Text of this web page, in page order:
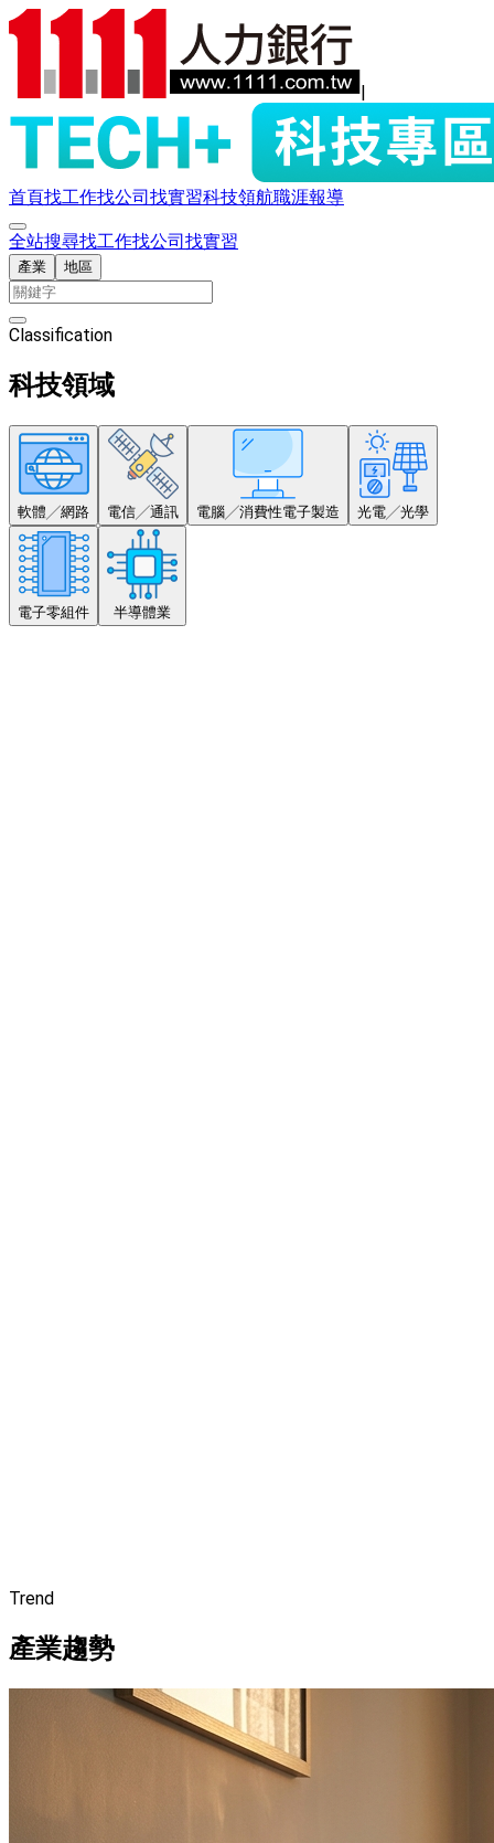
|
首頁找工作找公司找實習科技領航職涯報導
全站搜尋找工作找公司找實習
產業 地區
Classification
科技領域
軟體╱網路 電信╱通訊 電腦╱消費性電子製造 光電╱光學
電子零組件 半導體業
Trend
產業趨勢